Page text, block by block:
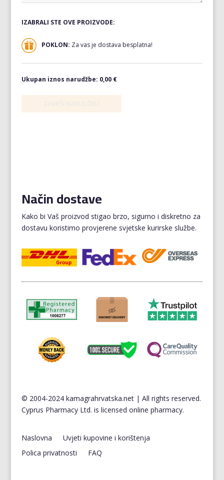
IZABRALI STE OVE PROIZVODE:
POKLON: Za vas je dostava besplatna!
Ukupan iznos narudžbe: 0,00 €
Način dostave
Kako bi Vaš proizvod stigao brzo, sigurno i diskretno za
dostavu koristimo provjerene svjetske kurirske službe.
© 2004-2024 kamagrahrvatska.net | All rights reserved.
Cyprus Pharmacy Ltd. is licensed online pharmacy.
Naslovna
Uvjeti kupovine i korištenja
Polica privatnosti
FAQ